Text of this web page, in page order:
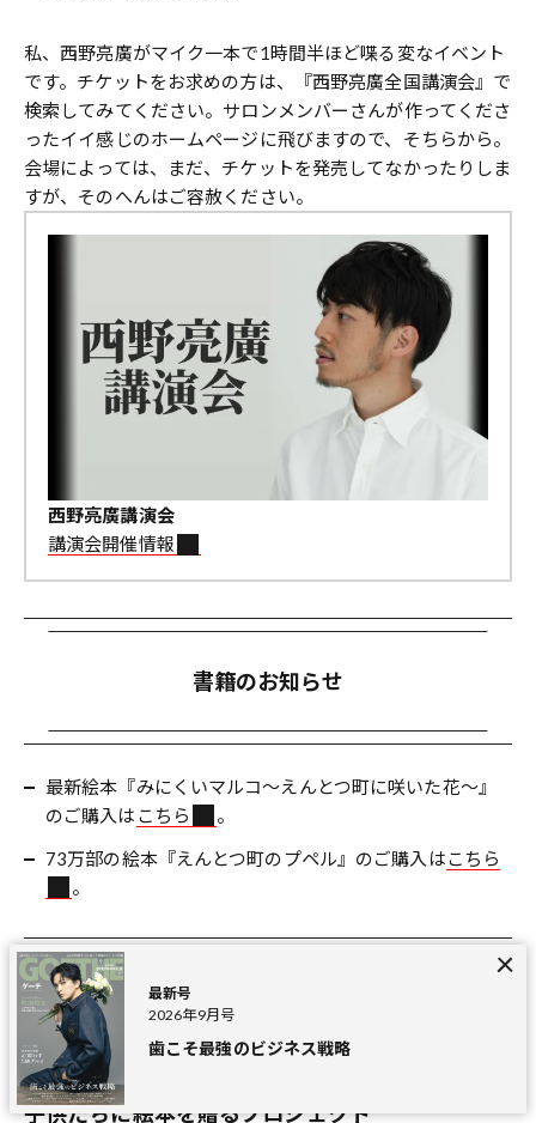
私、西野亮廣がマイク一本で1時間半ほど喋る変なイベント
です。チケットをお求めの方は、『西野亮廣全国講演会』で
検索してみてください。サロンメンバーさんが作ってくださ
ったイイ感じのホームページに飛びますので、そちらから。
会場によっては、まだ、チケットを発売してなかったりしま
すが、そのへんはご容赦ください。
西野亮廣講演会
講演会開催情報
書籍のお知らせ
最新絵本『みにくいマルコ～えんとつ町に咲いた花～』
のご購入は こちら
。
73万部の絵本『えんとつ町のプペル』のご購入はこちら
。
子供たちに絵本を贈るプロジェクト
最新号
2026年9月号
歯こそ最強のビジネス戦略